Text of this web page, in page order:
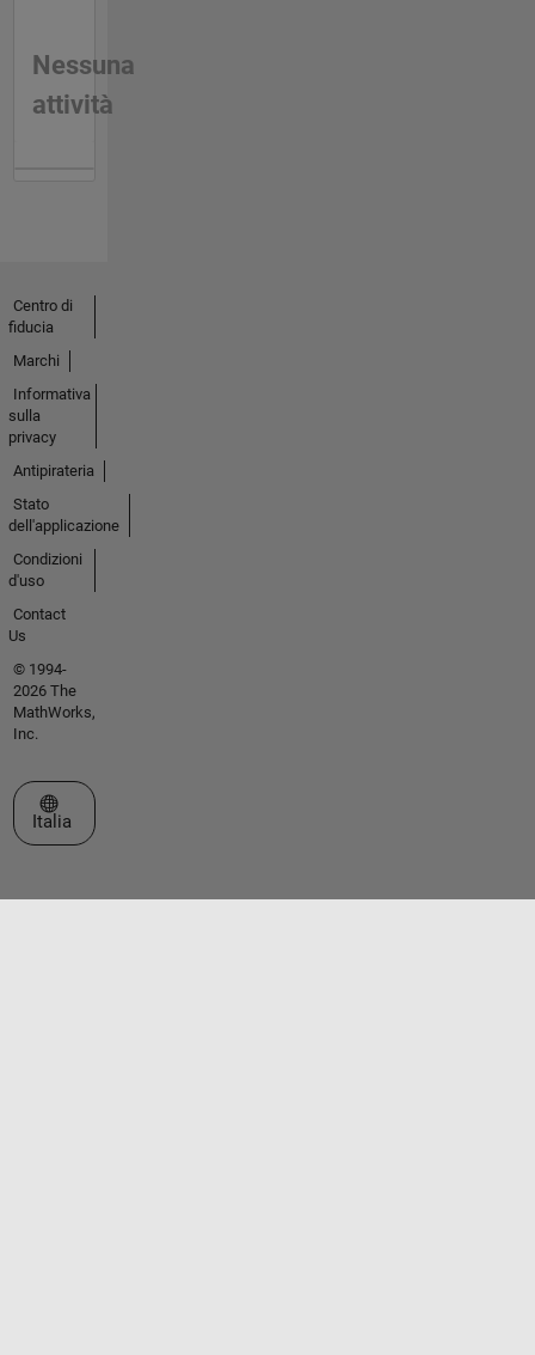
Nessuna
attività
Centro di
fiducia
Marchi
Informativa
sulla
privacy
Antipirateria
Stato
dell'applicazione
Condizioni
d'uso
Contact
Us
© 1994-
2026 The
MathWorks,
Inc.
Seleziona un sito web
Italia